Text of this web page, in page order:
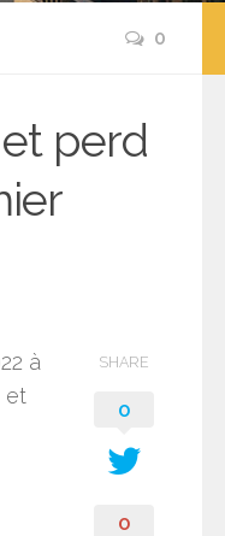
0
et perd
à
et
SHARE
0
0